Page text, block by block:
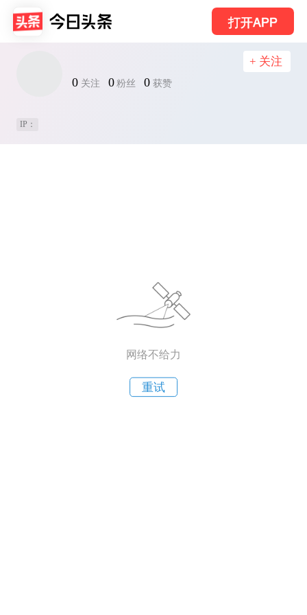
打开APP
0 关注 0 粉丝 0 获赞
+ 关注
IP：
网络不给力
重试